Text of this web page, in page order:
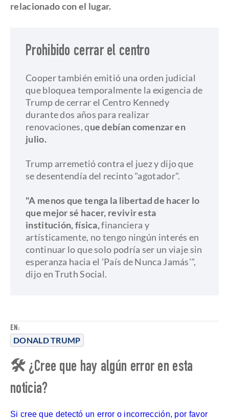
EN:
DONALD TRUMP
relacionado con el lugar.
Prohibido cerrar el centro
Cooper también emitió una orden judicial
que bloquea temporalmente la exigencia de
Trump de cerrar el Centro Kennedy
durante dos años para realizar
renovaciones, que debían comenzar en
julio.
Trump arremetió contra el juez y dijo que
se desentendía del recinto "agotador".
"A menos que tenga la libertad de hacer lo
que mejor sé hacer, revivir esta
institución, física,financiera y
artísticamente, no tengo ningún interés en
continuar lo que solo podría ser un viaje sin
esperanza hacia el 'País de Nunca Jamás'",
dijo en Truth Social.
🛠 ¿Cree que hay algún error en esta
noticia?
Si cree que detectó un error o incorrección, por favor